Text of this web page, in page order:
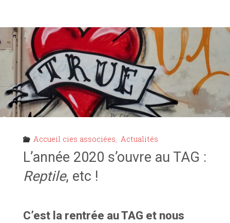
IMAGES
EN
RÉSIDENCE
TAG"
Accueil cies associées, Actualités
L’année 2020 s’ouvre au TAG :
Reptile, etc !
C’est la rentrée au TAG et nous